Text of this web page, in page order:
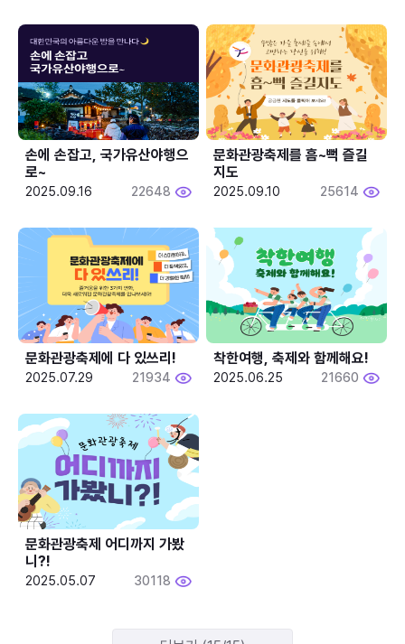
손에 손잡고, 국가유산야행으
로~
2025.09.16 22648
문화관광축제를 흠~뻑 즐길
지도
2025.09.10 25614
문화관광축제에 다 있쓰리!
2025.07.29 21934
착한여행, 축제와 함께해요!
2025.06.25 21660
문화관광축제 어디까지 가봤
니?!
2025.05.07 30118